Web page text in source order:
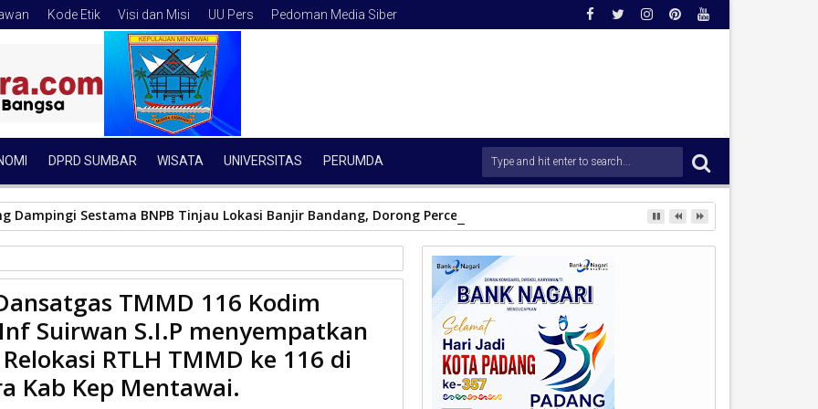
Kode Etik Visi dan Misi UU Pers Pedoman Media Siber
DPRD SUMBAR WISATA UNIVERSITAS PERUMDA
Dampingi Sestama BNPB Tinjau Lokasi Banjir Bandang, Dorong Percepatan Penanganan Pascabencana.
Mentawai Letkol Inf Suirwan S.I.P menyempatkan waktu untuk
Kec Sipora Kab Kep Mentawai.
TMMD 116 Kodim
Suirwan S.I.P menyempatkan
RTLH TMMD ke 116 di
Kab Kep Mentawai.